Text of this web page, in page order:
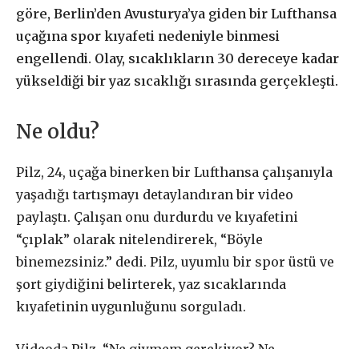
göre, Berlin’den Avusturya’ya giden bir Lufthansa
uçağına spor kıyafeti nedeniyle binmesi
engellendi. Olay, sıcaklıkların 30 dereceye kadar
yükseldiği bir yaz sıcaklığı sırasında gerçekleşti.
Ne oldu?
Pilz, 24, uçağa binerken bir Lufthansa çalışanıyla
yaşadığı tartışmayı detaylandıran bir video
paylaştı. Çalışan onu durdurdu ve kıyafetini
“çıplak” olarak nitelendirerek, “Böyle
binemezsiniz.” dedi. Pilz, uyumlu bir spor üstü ve
şort giydiğini belirterek, yaz sıcaklarında
kıyafetinin uygunluğunu sorguladı.